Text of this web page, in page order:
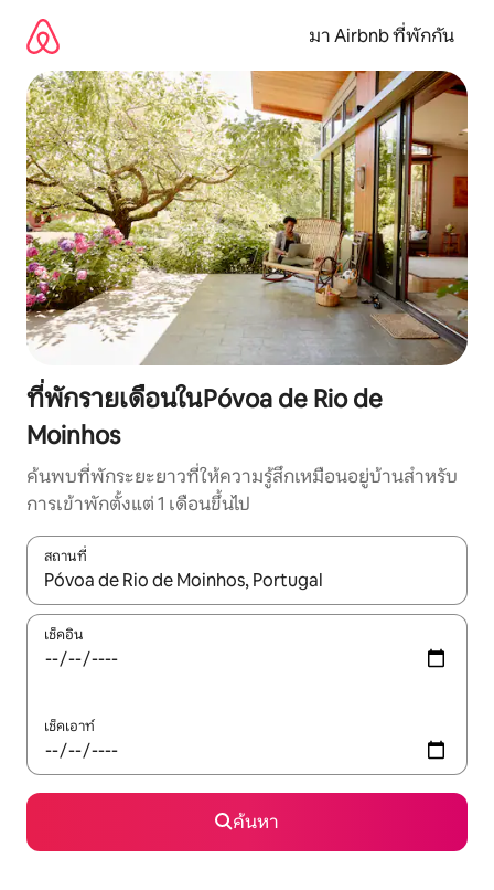
เนื้อหา
มา Airbnb ที่พักกัน
ที่พักรายเดือนในPóvoa de Rio de
Moinhos
ค้นพบที่พักระยะยาวที่ให้ความรู้สึกเหมือนอยู่บ้านสำหรับ
การเข้าพักตั้งแต่ 1 เดือนขึ้นไป
สถานที่
ใช้ลูกศรขึ้นลง หรือใช้การสัมผัสหรือปัด เพื่อสำรวจผลการค้นหา
เช็คอิน
เช็คเอาท์
ค้นหา